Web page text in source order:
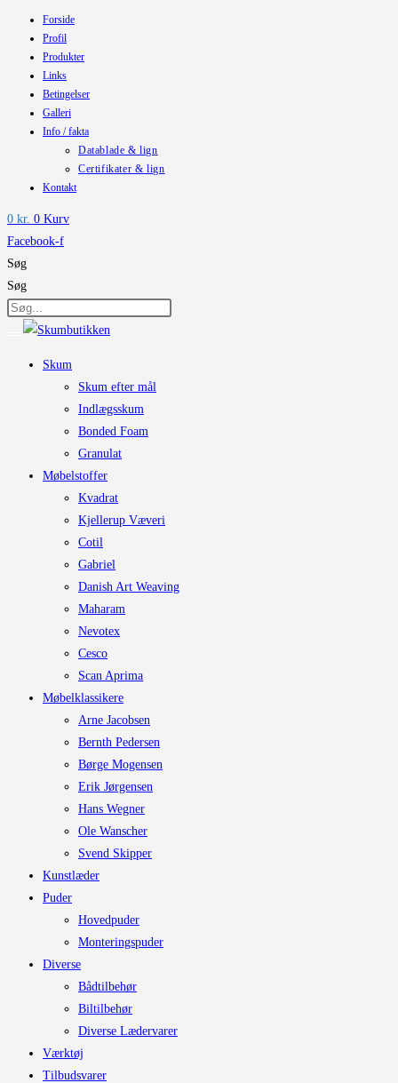
Forside
Profil
Produkter
Links
Betingelser
Galleri
Info / fakta
Datablade & lign
Certifikater & lign
Kontakt
0 kr. 0 Kurv
Facebook-f
Søg
Søg
Skum
Skum efter mål
Indlægsskum
Bonded Foam
Granulat
Møbelstoffer
Kvadrat
Kjellerup Væveri
Cotil
Gabriel
Danish Art Weaving
Maharam
Nevotex
Cesco
Scan Aprima
Møbelklassikere
Arne Jacobsen
Bernth Pedersen
Børge Mogensen
Erik Jørgensen
Hans Wegner
Ole Wanscher
Svend Skipper
Kunstlæder
Puder
Hovedpuder
Monteringspuder
Diverse
Bådtilbehør
Biltilbehør
Diverse Lædervarer
Værktøj
Tilbudsvarer